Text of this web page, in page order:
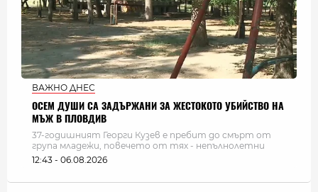
ВАЖНО ДНЕС
ОСЕМ ДУШИ СА ЗАДЪРЖАНИ ЗА ЖЕСТОКОТО УБИЙСТВО НА
МЪЖ В ПЛОВДИВ
37-годишният Георги Кузев е пребит до смърт от
група младежи, повечето от тях - непълнолетни
12:43 - 06.08.2026